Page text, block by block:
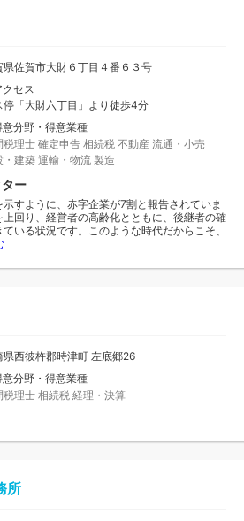
県佐賀市大財６丁目４番６３号
クセス
停「大財六丁目」より徒歩4分
意分野・得意業種
税理士 確定申告 相続税 不動産 流通・小売
・建築 運輸・物流 製造
ー
すように、赤字企業が7割と報告されていま
回り、経営者の高齢化とともに、後継者の確
いる状況です。このような時代だからこそ、
県西彼杵郡時津町 左底郷26
意分野・得意業種
税理士 相続税 経理・決算
所